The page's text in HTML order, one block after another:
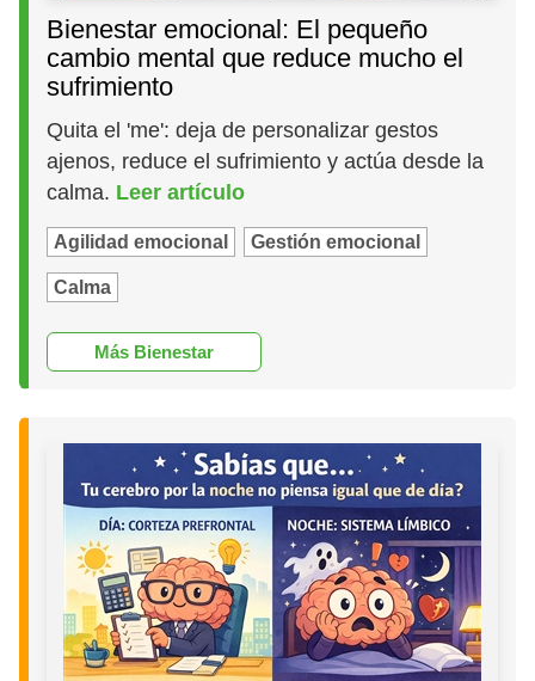
Bienestar emocional: El pequeño
cambio mental que reduce mucho el
sufrimiento
Quita el 'me': deja de personalizar gestos
ajenos, reduce el sufrimiento y actúa desde la
calma. Leer artículo
Agilidad emocional Gestión emocional
Calma
Más Bienestar